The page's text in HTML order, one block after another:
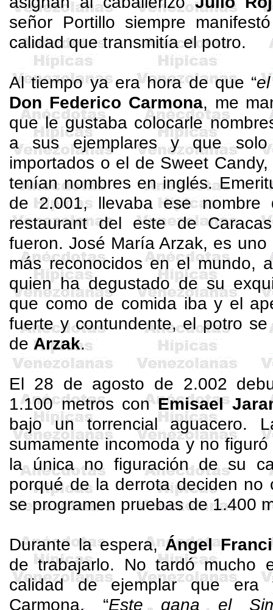
señor Portillo siempre
calidad que transmitía el potro.
Al tiempo ya era hora de que “
Don Federico Carmona, me
que le gustaba colocarle
a sus ejemplares y que
importados o el deSweet Candy,
tenían nombres en inglés.
de 2.001, llevaba ese nombre
restaurantdel este de
fueron. José MaríaArzak, es
más reconocidos en el mundo,
quien ha degustado de su
que como de comida iba y el
fuerte y contundente, el potro
deArzak.
El 28 de agosto de 2.002
1.100 metros conEmisael
bajo un torrencial aguacero.
sumamente incomoda y no
la única no figuración de su
porqué de la derrota deciden no
se programen pruebas de1.400
Durante la espera,Ángel
de trabajarlo. No tardó mucho
calidad de ejemplar que
Carmona, “Este gana el